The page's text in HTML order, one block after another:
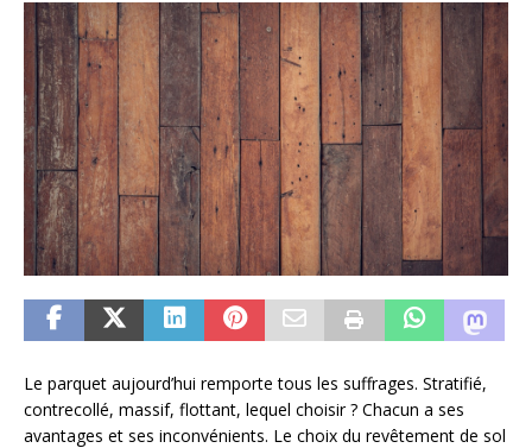
Le parquet aujourd’hui remporte tous les suffrages. Stratifié,
contrecollé, massif, flottant, lequel choisir ? Chacun a ses
avantages et ses inconvénients. Le choix du revêtement de sol